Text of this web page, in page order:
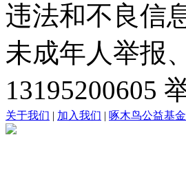
违法和不良信
未成年人举报
13195200605
关于我们 | 加入我们 | 啄木鸟公益基